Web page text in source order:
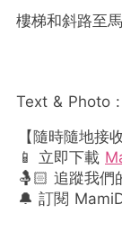
樓梯和斜路至
Text & Photo :
【隨時隨地接
📱 立即下載
🤱🏻 追蹤我們
🔔 訂閱